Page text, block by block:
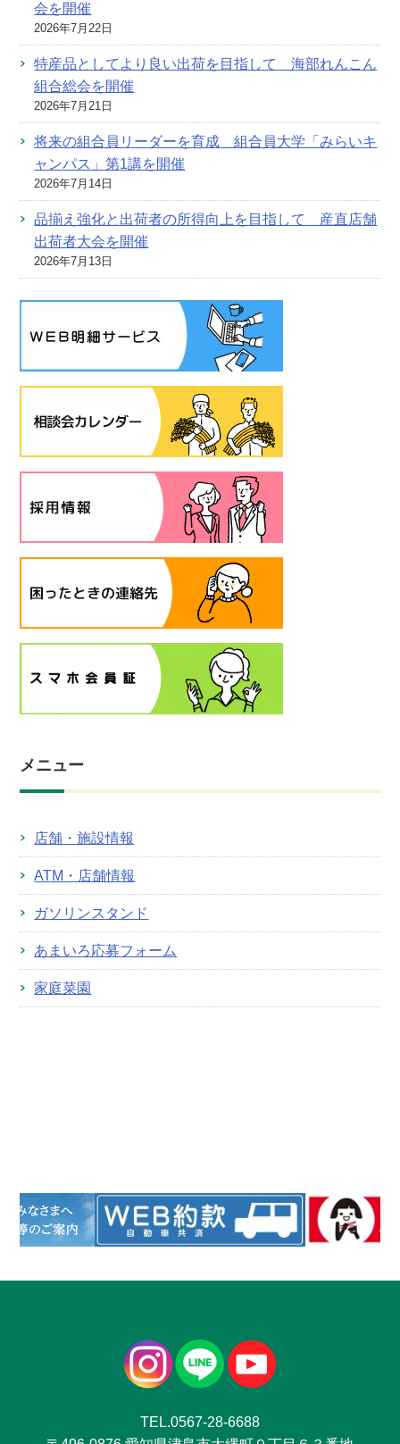
会を開催
2026年7月22日
特産品としてより良い出荷を目指して 海部れんこん
組合総会を開催
2026年7月21日
将来の組合員リーダーを育成 組合員大学「みらいキ
ャンパス」第1講を開催
2026年7月14日
品揃え強化と出荷者の所得向上を目指して 産直店舗
出荷者大会を開催
2026年7月13日
メニュー
店舗・施設情報
ATM・店舗情報
ガソリンスタンド
あまいろ応募フォーム
家庭菜園
TEL.0567-28-6688